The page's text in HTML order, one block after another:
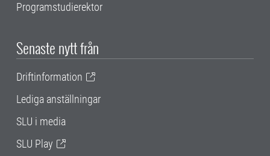
Programstudierektor
Senaste nytt från
Driftinformation
Lediga anställningar
SLU i media
SLU Play